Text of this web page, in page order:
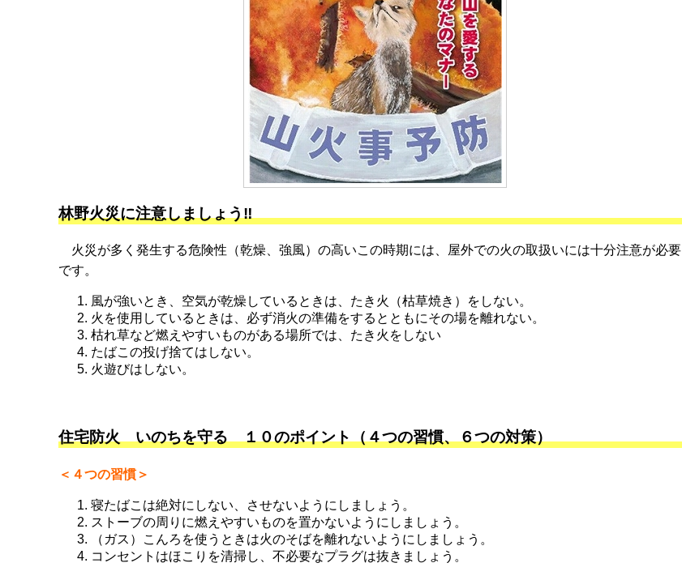
林野火災に注意しましょう‼
火災が多く発生する危険性（乾燥、強風）の高いこの時期には、屋外での火の取扱いには十分注意が必要
です。
風が強いとき、空気が乾燥しているときは、たき火（枯草焼き）をしない。
火を使用しているときは、必ず消火の準備をするとともにその場を離れない。
枯れ草など燃えやすいものがある場所では、たき火をしない
たばこの投げ捨てはしない。
火遊びはしない。
住宅防火 いのちを守る １０のポイント（４つの習慣、６つの対策）
＜４つの習慣＞
寝たばこは絶対にしない、させないようにしましょう。
ストーブの周りに燃えやすいものを置かないようにしましょう。
（ガス）こんろを使うときは火のそばを離れないようにしましょう。
コンセントはほこりを清掃し、不必要なプラグは抜きましょう。